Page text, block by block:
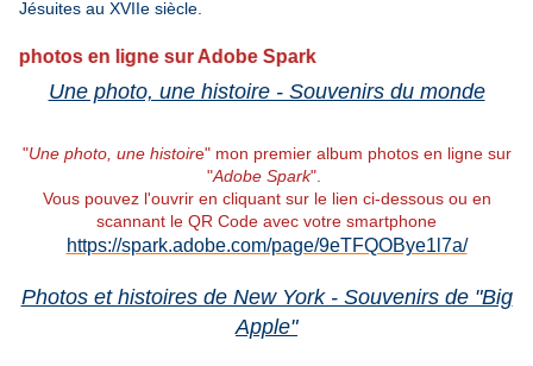
Jésuites au XVIIe siècle.
en ligne sur Adobe Spark
Une photo, une histoire - Souvenirs du monde
"Une photo, une histoire" mon premier album photos en ligne sur
"Adobe Spark".
Vous pouvez l'ouvrir en cliquant sur le lien ci-dessous ou en
scannant le QR Code avec votre smartphone
https://spark.adobe.com/page/9eTFQOBye1l7a/
Photos et histoires de New York - Souvenirs de "Big
Apple"